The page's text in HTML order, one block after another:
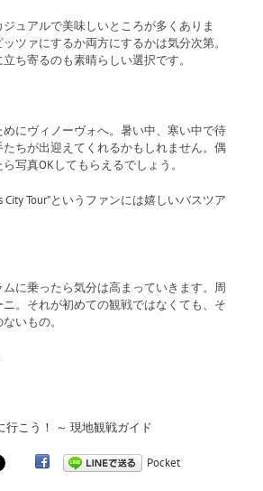
ュアルで美味しいところが多くありま
ツァにするか両方にするかは気分次第。
ち寄るのも素晴らしい選択です。
にヴィノーヴォへ。暑い中、寒い中で待
ちが出迎えてくれるかもしれません。偶
写真OKしてもらえるでしょう。
City Tour”というファンには嬉しいバスツア
に乗ったら気分は高まっていきます。周
。それが初めての観戦ではなくても、そ
いもの。
行こう！ ～ 現地観戦ガイド
Pocket